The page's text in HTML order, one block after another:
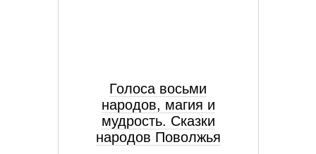
Голоса восьми
народов, магия и
мудрость. Сказки
народов Поволжья